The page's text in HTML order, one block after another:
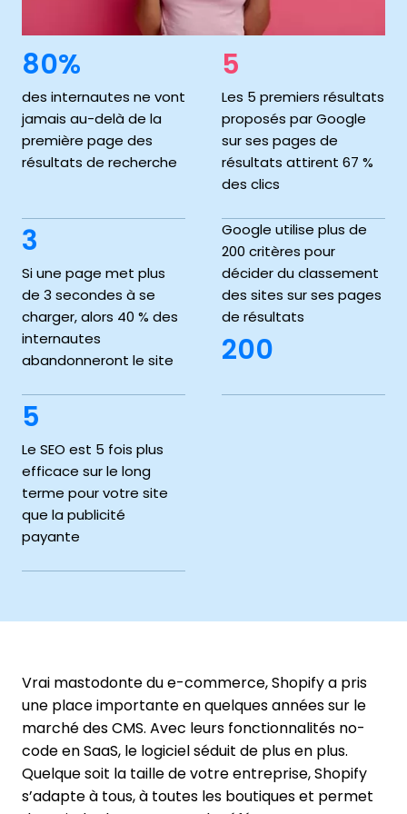
80%
des internautes ne vont
jamais au-delà de la
première page des
résultats de recherche
5
Les 5 premiers résultats
proposés par Google
sur ses pages de
résultats attirent 67 %
des clics
3
Si une page met plus
de 3 secondes à se
charger, alors 40 % des
internautes
abandonneront le site
200
Google utilise plus de
200 critères pour
décider du classement
des sites sur ses pages
de résultats
5
Le SEO est 5 fois plus
efficace sur le long
terme pour votre site
que la publicité
payante
Vrai mastodonte du e-commerce, Shopify a pris
une place importante en quelques années sur le
marché des CMS. Avec leurs fonctionnalités no-
code en SaaS, le logiciel séduit de plus en plus.
Quelque soit la taille de votre entreprise, Shopify
s’adapte à tous, à toutes les boutiques et permet